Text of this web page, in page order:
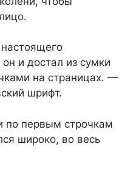
и достал из сумки
на страницах. —
шрифт.
по первым строчкам
широко, во весь